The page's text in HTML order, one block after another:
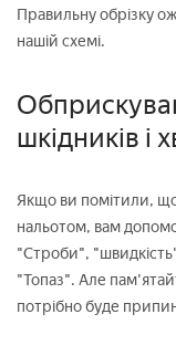
Правильну обрізку
нашій схемі.
шкідників і
Якщо ви помітили,
нальотом, вам
"Строби",
"Топаз". Але
потрібно буде